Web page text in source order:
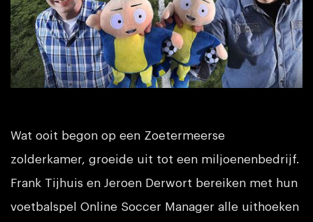
Wat ooit begon op een Zoetermeerse
zolderkamer, groeide uit tot een miljoenenbedrijf.
Frank Tijhuis en Jeroen Derwort bereiken met hun
voetbalspel Online Soccer Manager alle uithoeken